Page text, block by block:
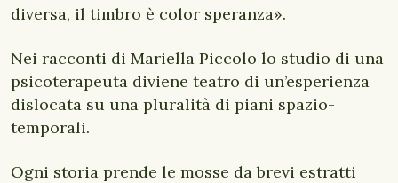
diversa, il timbro è color speranza».
Nei racconti di Mariella Piccolo lo studio di una
psicoterapeuta diviene teatro di un’esperienza
dislocata su una pluralità di piani spazio-
temporali.
Ogni storia prende le mosse da brevi estratti